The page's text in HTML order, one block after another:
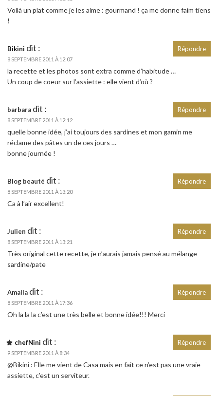
Voilà un plat comme je les aime : gourmand ! ça me donne faim tiens
!
Bikini dit :
8 SEPTEMBRE 2011 À 12:07
la recette et les photos sont extra comme d’habitude …
Un coup de coeur sur l’assiette : elle vient d’où ?
Répondre
barbara dit :
8 SEPTEMBRE 2011 À 12:12
quelle bonne idée, j’ai toujours des sardines et mon gamin me
réclame des pâtes un de ces jours …
bonne journée !
Répondre
Blog beauté dit :
8 SEPTEMBRE 2011 À 13:20
Ca à l’air excellent!
Répondre
Julien dit :
8 SEPTEMBRE 2011 À 13:21
Très original cette recette, je n’aurais jamais pensé au mélange
sardine/pate
Répondre
Amalia dit :
8 SEPTEMBRE 2011 À 17:36
Oh la la la c’est une très belle et bonne idée!!! Merci
Répondre
chefNini dit :
9 SEPTEMBRE 2011 À 8:34
@Bikini : Elle me vient de Casa mais en fait ce n’est pas une vraie
assiette, c’est un serviteur.
Répondre